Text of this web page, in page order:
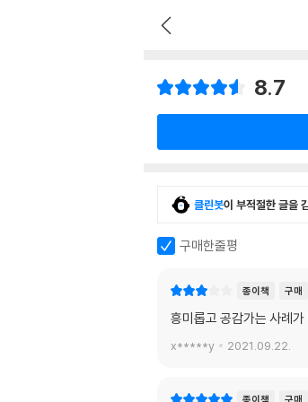
8.7
클린봇이 부적절한 글을
구매한줄평
종이책 구매
흥미롭고 공감가는 사례
x*****y 2021.09.22.
종이책 구매